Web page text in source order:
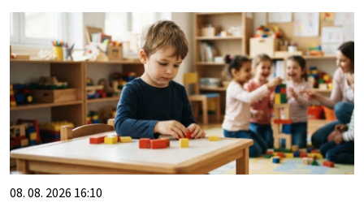
08. 08. 2026 16:10